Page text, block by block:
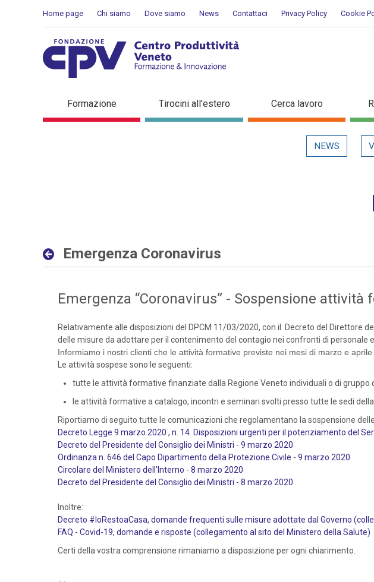
Home page Chi siamo Dove siamo News Contattaci Privacy Policy Cookie
Emergenza Coronavirus - Dettaglio in
Formazione Tirocini all'estero Cerca lavoro
NEWS
Emergenza Coronavirus
Emergenza “Coronavirus” - Sospensione
Relativamente alle disposizioni del DPCM 11/03/2020, con il Decreto del Direttore
delle misure da adottare per il contenimento del contagio nei confronti di
Informiamo i nostri clienti che le attività formative previste nei mesi di marzo e
Le attività sospese sono le seguenti:
tutte le attività formative finanziate dalla Regione Veneto individuali o di
le attività formative a catalogo, incontri e seminari svolti presso tutte le sedi della
Riportiamo di seguito tutte le comunicazioni che regolamentano la sospensione
Decreto Legge 9 marzo 2020 , n. 14. Disposizioni urgenti per il potenziamento del
Decreto del Presidente del Consiglio dei Ministri - 9 marzo 2020
Ordinanza n. 646 del Capo Dipartimento della Protezione Civile - 9 marzo 2020
Circolare del Ministero dell'Interno - 8 marzo 2020
Decreto del Presidente del Consiglio dei Ministri - 8 marzo 2020
Inoltre:
Decreto #IoRestoaCasa, domande frequenti sulle misure adottate dal Governo
FAQ - Covid-19, domande e risposte (collegamento al sito del Ministero della Salute)
Certi della vostra comprensione rimaniamo a disposizione per ogni chiarimento.